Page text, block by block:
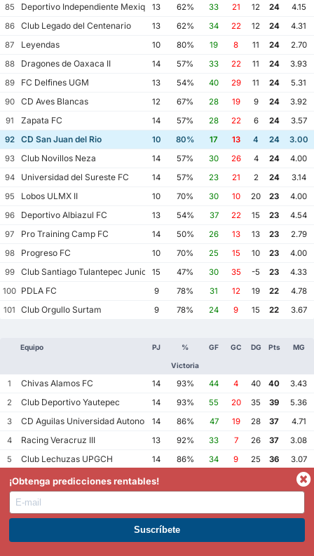
85
Deportivo Independiente Mexiquense
13 62% 33 21 12 24
4.15
86
Club Legado del Centenario 13 62% 34 22 12 24
4.31
87
Leyendas 10 80% 19 8 11 24
2.70
88
Dragones de Oaxaca II 14 57% 33 22 11 24
3.93
89
FC Delfines UGM 13 54% 40 29 11 24
5.31
90
CD Aves Blancas 12 67% 28 19 9 24
3.92
91
Zapata FC 14 57% 28 22 6 24
3.57
92
CD San Juan del Rio 10 80% 17 13 4 24
3.00
93
Club Novillos Neza 14 57% 30 26 4 24
4.00
94
Universidad del Sureste FC 14 57% 23 21 2 24
3.14
95
Lobos ULMX II 10 70% 30 10 20 23
4.00
96
Deportivo Albiazul FC 13 54% 37 22 15 23
4.54
97
Pro Training Camp FC 14 50% 26 13 13 23
2.79
98
Progreso FC 10 70% 25 15 10 23
4.00
99
Club Santiago Tulantepec Juniors FC
15 47% 30 35 -5 23
4.33
100 PDLA FC 9 78% 31 12 19 22
4.78
101
Club Orgullo Surtam 9 78% 24 9 15 22 3.67
Equipo PJ %
Victoria
GF GC DG Pts MG
1 Chivas Alamos FC 14 93% 44 4 40 40
3.43
2
Club Deportivo Yautepec 14 93% 55 20 35 39
5.36
3
CD Aguilas Universidad Autonoma de Guerrero
14 86% 47 19 28 37
4.71
4
Racing Veracruz III 13 92% 33 7 26 37
3.08
5
Club Lechuzas UPGCH 14 86% 34 9 25 36
3.07
6
Club Bombarderos de Tecamac 14
4.86
Halcones Negros FC
8
Club Aztecas AMF Soccer Aragon13 85% 61 14 47 34
5.77
13 85%
ÚNETE A PREMIUM. GANA AHORA.
¡Obtenga predicciones rentables!